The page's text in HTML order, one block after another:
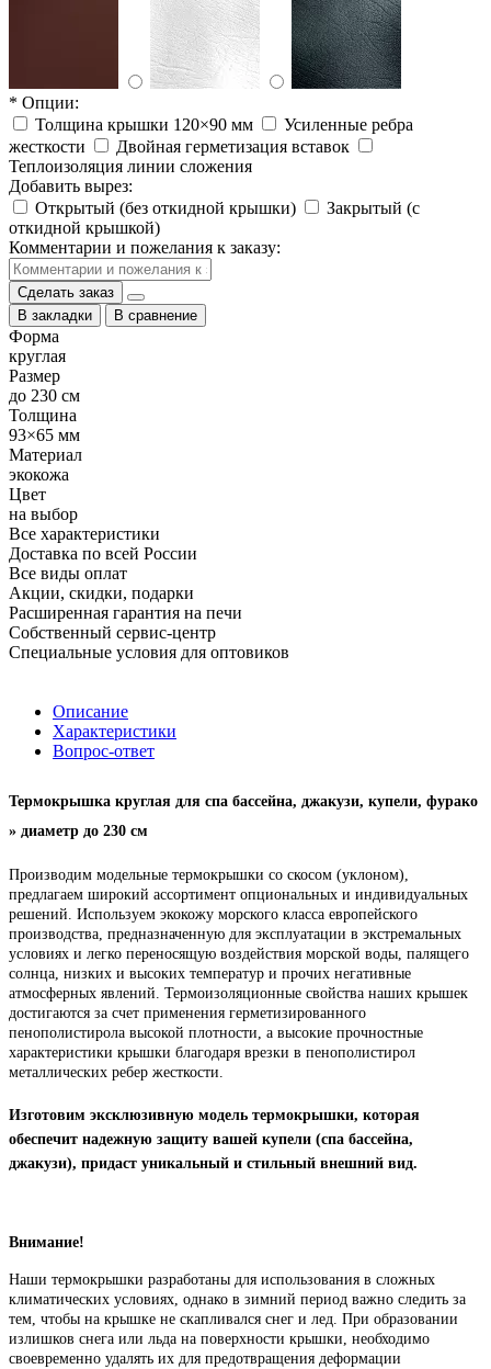
* Опции:
Толщина крышки 120×90 мм
Усиленные ребра
жесткости
Двойная герметизация вставок
Теплоизоляция линии сложения
Добавить вырез:
Открытый (без откидной крышки)
Закрытый (с
откидной крышкой)
Комментарии и пожелания к заказу:
Сделать заказ
В закладки
В сравнение
Форма
круглая
Размер
до 230 см
Толщина
93×65 мм
Материал
экокожа
Цвет
на выбор
Все характеристики
Доставка по всей России
Все виды оплат
Акции, скидки, подарки
Расширенная гарантия на печи
Собственный сервис-центр
Специальные условия для оптовиков
Описание
Характеристики
Вопрос-ответ
Термокрышка круглая для спа бассейна, джакузи, купели, фурако
» диаметр до 230 см
Производим модельные термокрышки со скосом (уклоном),
предлагаем широкий ассортимент опциональных и индивидуальных
решений. Используем экокожу морского класса европейского
производства, предназначенную для эксплуатации в экстремальных
условиях и легко переносящую воздействия морской воды, палящего
солнца, низких и высоких температур и прочих негативные
атмосферных явлений. Термоизоляционные свойства наших крышек
достигаются за счет применения герметизированного
пенополистирола высокой плотности, а высокие прочностные
характеристики крышки благодаря врезки в пенополистирол
металлических ребер жесткости.
Изготовим эксклюзивную модель термокрышки, которая
обеспечит надежную защиту вашей купели (спа бассейна,
джакузи), придаст уникальный и стильный внешний вид.
Внимание!
Наши термокрышки разработаны для использования в сложных
климатических условиях, однако в зимний период важно следить за
тем, чтобы на крышке не скапливался снег и лед. При образовании
излишков снега или льда на поверхности крышки, необходимо
своевременно удалять их для предотвращения деформации